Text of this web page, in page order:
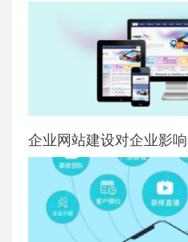
企业网站建设对企业影